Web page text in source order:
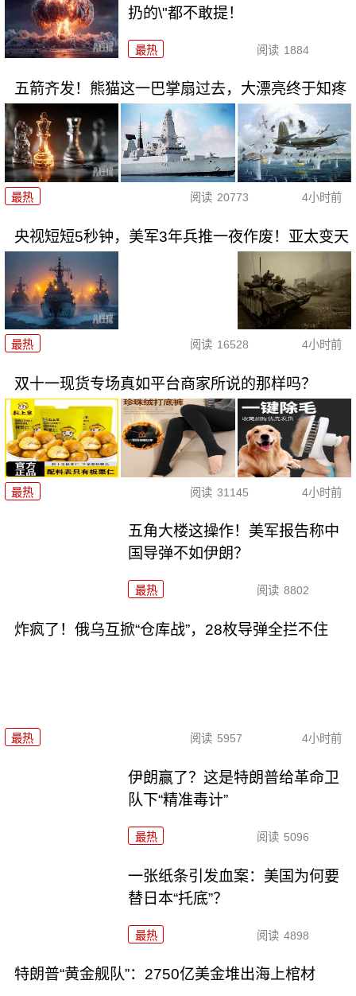
扔的\"都不敢提！
最热 阅读 1884
五箭齐发！熊猫这一巴掌扇过去，大漂亮终于知疼
最热 阅读 20773 4小时前
央视短短5秒钟，美军3年兵推一夜作废！亚太变天
最热 阅读 16528 4小时前
双十一现货专场真如平台商家所说的那样吗？
最热 阅读 31145 4小时前
五角大楼这操作！美军报告称中
国导弹不如伊朗？
最热 阅读 8802
炸疯了！俄乌互掀“仓库战”，28枚导弹全拦不住
最热 阅读 5957 4小时前
伊朗赢了？这是特朗普给革命卫
队下“精准毒计”
最热 阅读 5096
一张纸条引发血案：美国为何要
替日本“托底”？
最热 阅读 4898
特朗普“黄金舰队”：2750亿美金堆出海上棺材